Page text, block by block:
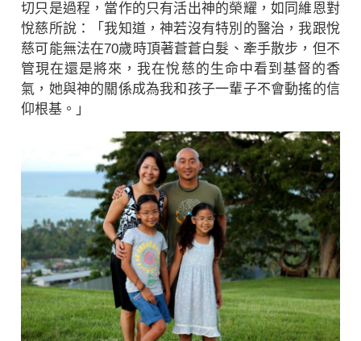
切只是過程，當作的只有活出神的榮耀，如同維恩對
悅慈所說：「我知道，神若沒有特別的醫治，我跟悅
慈可能無法在70歲時頂著蒼蒼白髮、牽手散步，但不
管現在還是將來，我在悅慈的生命中看到基督的香
氣，她與神的關係成為我和孩子一輩子不會動搖的信
仰根基。」